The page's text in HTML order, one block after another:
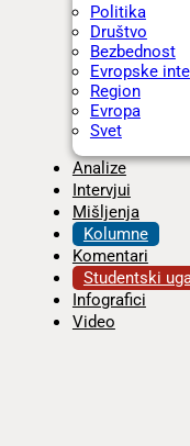
Politika
Društvo
Bezbednost
Evropske
Region
Evropa
Svet
Analize
Intervjui
Mišljenja
Kolumne
Komentari
Studentski
Infografici
Video